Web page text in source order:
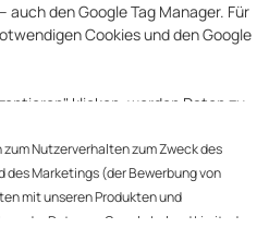
den Google Tag Manager. Für
Cookies und den Google
klicken, werden Daten zu
des Conversion-Trackings (über
Besucher zu uns?), der
und des Website-
(Bewerbung von Kunden
Produkten und
sowie, wenn Sie sich auf einer
Nutzerverhalten zum Zweck des
des Marketings (der Bewerbung von
mit unseren Produkten und
der Daten an Google Ireland Limited, an
gmbh zu diesen Zwecken zu. Die